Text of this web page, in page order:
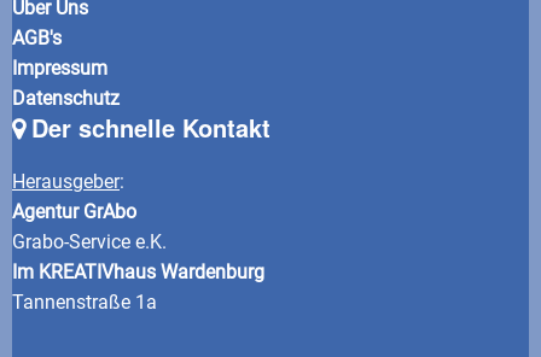
Über Uns
AGB's
Impressum
Datenschutz
Der schnelle Kontakt
Herausgeber:
Agentur GrAbo
Grabo-Service e.K.
Im KREATIVhaus Wardenburg
Tannenstraße 1a